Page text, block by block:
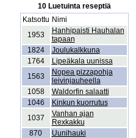
10 Luetuinta reseptiä
Katsottu Nimi
1953
Hanhipaisti Hauhalan
tapaan
1824
Joulukalkkuna
1764
Lipeäkala uunissa
1563
Nopea pizzapohja
leivinjauheella
1058
Waldorfin salaatti
1046
Kinkun kuorrutus
1037
Vanhan ajan
Rexkakku
870
Uunihauki